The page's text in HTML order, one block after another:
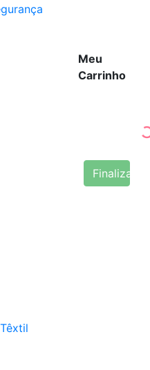
Meu
Carrinho
Finalizar